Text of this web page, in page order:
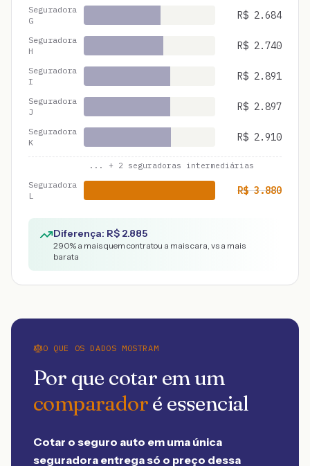
Seguradora
G
R$ 2.684
Seguradora
H
R$ 2.740
Seguradora
I
R$ 2.891
Seguradora
J
R$ 2.897
Seguradora
K
R$ 2.910
... + 2 seguradoras intermediárias
Seguradora
L
R$3.880
Diferença: R$ 2.885
290% a mais quem contratou a mais cara, vs a mais
barata
O QUE OS DADOS MOSTRAM
Por que cotar em um
comparadoré essencial
Cotar o seguro auto em uma única
seguradora entrega só o preço dessa